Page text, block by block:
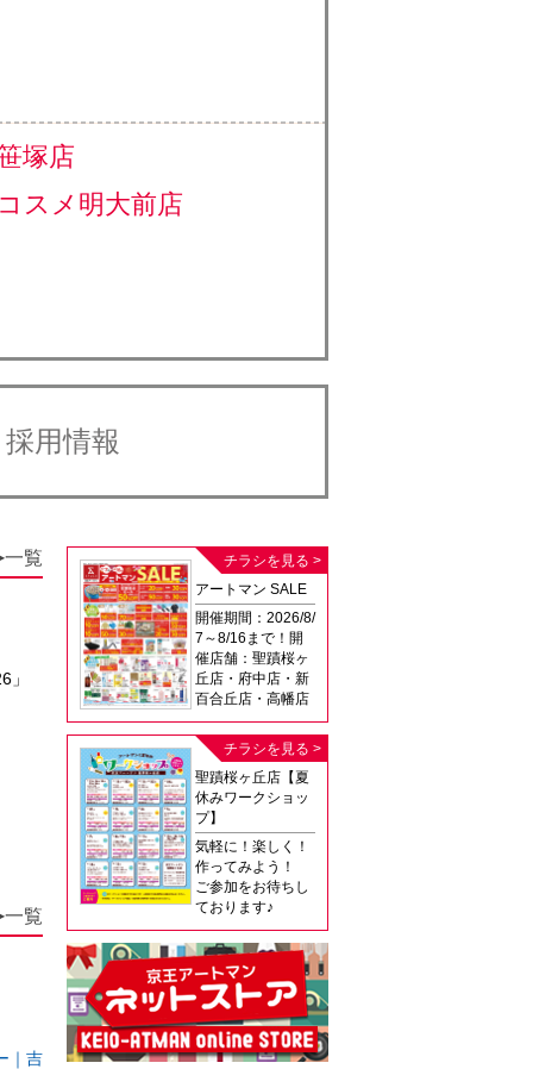
塚店
コスメ明大前店
採用情報
一覧
一覧
｜吉
チラシを見る >
アートマン SALE
開催期間：2026/8/
7～8/16まで！開
催店舗：聖蹟桜ヶ
丘店・府中店・新
百合丘店・高幡店
チラシを見る >
聖蹟桜ヶ丘店【夏
休みワークショッ
プ】
気軽に！楽しく！
作ってみよう！
ご参加をお待ちし
ております♪